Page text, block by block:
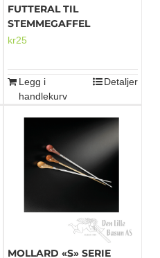
FUTTERAL TIL
STEMMEGAFFEL
kr25
Legg i
handlekurv
Detaljer
MOLLARD «S» SERIE